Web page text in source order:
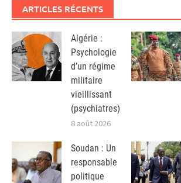
ARTICLES RÉCENTS
Algérie :
Psychologie
d’un régime
militaire
vieillissant
(psychiatres)
8 août 2026
Soudan : Un
responsable
politique